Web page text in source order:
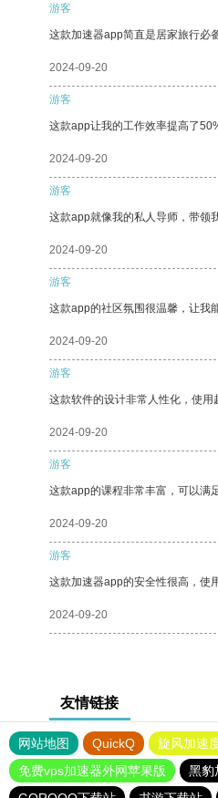
游客
这款加速器app简直是居家旅行必
2024-09-20
游客
这款app让我的工作效率提高了
2024-09-20
游客
这款app就像我的私人导师，带领
2024-09-20
游客
这款app的社区氛围很温馨，让我
2024-09-20
游客
这款软件的设计非常人性化，使用
2024-09-20
游客
这款app的课程非常丰富，可以满
2024-09-20
游客
这款加速器app的安全性很高，使
2024-09-20
友情链接
网站地图 QuickQ 旋风加速
免费vps加速器外网苹果版
黑豹